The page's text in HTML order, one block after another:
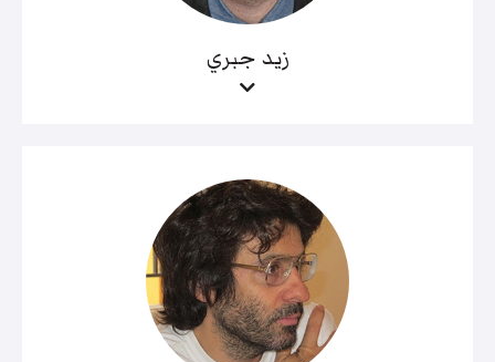
زيد جبري